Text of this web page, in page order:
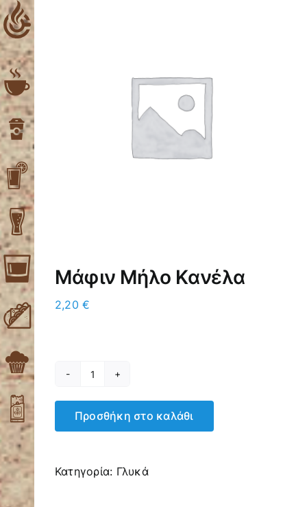
Skip
to
content
Μάφιν Μήλο Κανέλα
2,20€
Μάφιν
Μήλο
Κανέλα
Προσθήκη στο καλάθι
Κατηγορία: Γλυκά